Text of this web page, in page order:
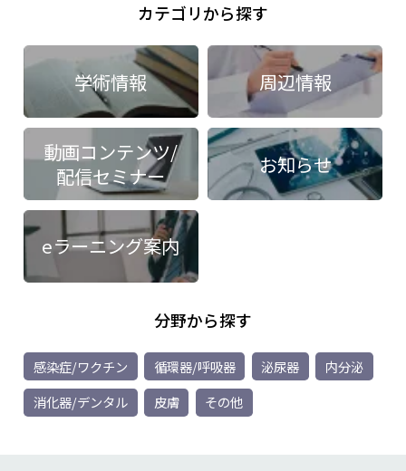
カテゴリから探す
学術情報 周辺情報
動画コンテンツ/
配信セミナー
お知らせ
eラーニング案内
分野から探す
感染症/ワクチン 循環器/呼吸器 泌尿器
内分泌
消化器/デンタル
皮膚 その他